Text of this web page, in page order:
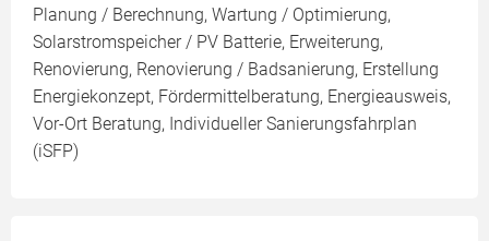
Planung / Berechnung, Wartung / Optimierung,
Solarstromspeicher / PV Batterie, Erweiterung,
Renovierung, Renovierung / Badsanierung, Erstellung
Energiekonzept, Fördermittelberatung, Energieausweis,
Vor-Ort Beratung, Individueller Sanierungsfahrplan
(iSFP)